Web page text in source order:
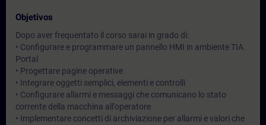
Objetivos
Dopo aver frequentato il corso sarai in grado di:
• Configurare e programmare un pannello HMI in ambiente TIA
Portal
• Progettare pagine operative
• Integrare oggetti semplici, elementi e controlli
• Configurare allarmi e messaggi che comunicano lo stato
corrente della macchina all'operatore
• Implementare concetti di archiviazione per allarmi e valori che